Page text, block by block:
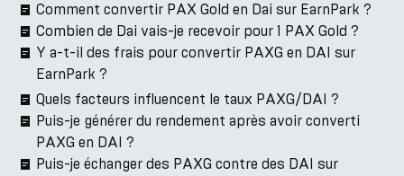
Comment convertir PAX Gold en Dai sur EarnPark ?
Combien de Dai vais-je recevoir pour 1 PAX Gold ?
Y a-t-il des frais pour convertir PAXG en DAI sur
EarnPark ?
Quels facteurs influencent le taux PAXG/DAI ?
Puis-je générer du rendement après avoir converti
PAXG en DAI ?
Puis-je échanger des PAXG contre des DAI sur